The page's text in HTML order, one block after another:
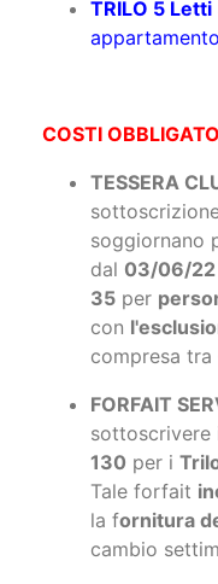
TRILO 5 Letti
COSTI
TESSERA
soggiornano
dal 03/06/22
35 per
con
compresa tra
FORFAIT
130 per i
Tale forfait
la fornitura
cambio